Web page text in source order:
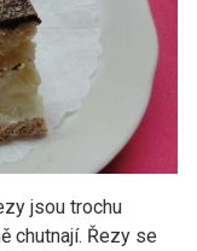
jsou trochu
chutnají. Řezy se